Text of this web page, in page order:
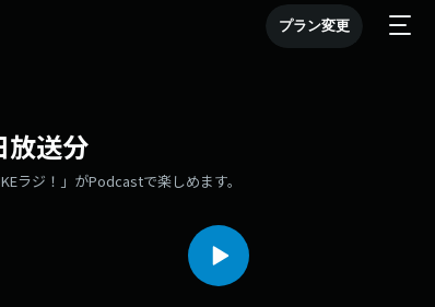
プラン変更
送分
ラジ！」がPodcastで楽しめます。